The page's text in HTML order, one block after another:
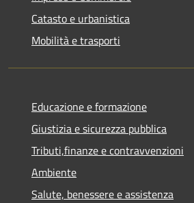
Catasto e urbanistica
Mobilità e trasporti
Educazione e formazione
Giustizia e sicurezza pubblica
Tributi,finanze e contravvenzioni
Ambiente
Salute, benessere e assistenza